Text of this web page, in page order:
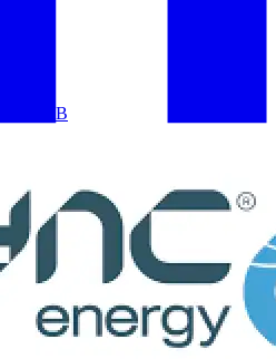
SUMCAB
Hyundai Electric España 2026:
soluciones avanzadas para energías
y embarrados de alta capacidad,
industriales y certificaciones UL
mercados terciario, industrial, de